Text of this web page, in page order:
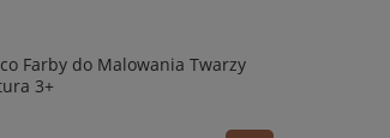
Farby do Malowania Twarzy
3+